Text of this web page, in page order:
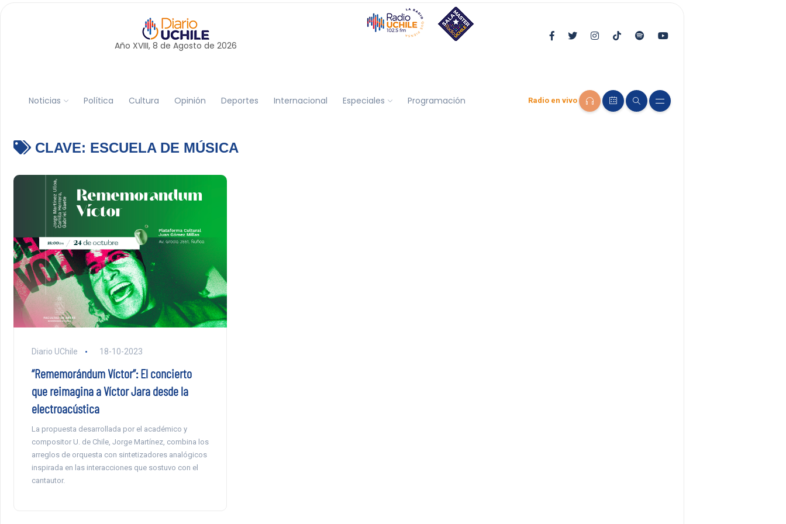
Año XVIII, 8 de Agosto de 2026
Noticias Política Cultura Opinión Deportes Internacional Especiales Programación Radio en vivo
CLAVE: ESCUELA DE MÚSICA
Diario UChile 18-10-2023
“Rememorándum Víctor”: El concierto
que reimagina a Víctor Jara desde la
electroacústica
La propuesta desarrollada por el académico y
compositor U. de Chile, Jorge Martínez, combina los
arreglos de orquesta con sintetizadores analógicos
inspirada en las interacciones que sostuvo con el
cantautor.